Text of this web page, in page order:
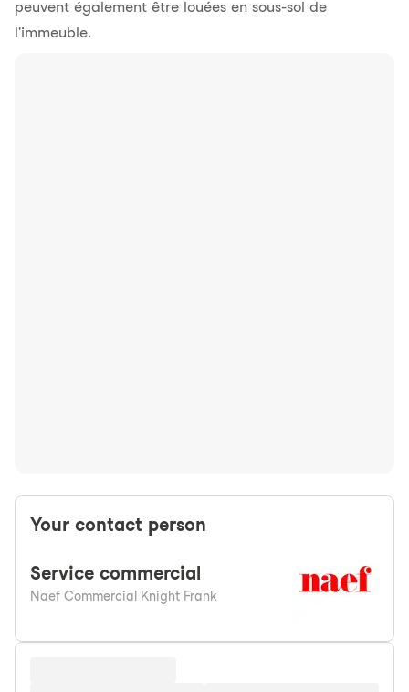
peuvent également être louées en sous-sol de
l'immeuble.
Your contact person
Service commercial
Naef Commercial Knight Frank